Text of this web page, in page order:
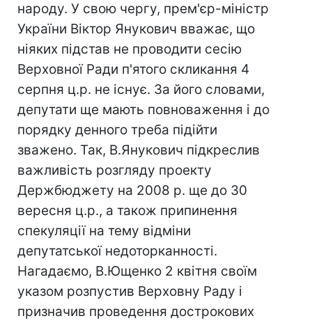
народу. У свою чергу, прем'єр-міністр
України Віктор Янукович вважає, що
ніяких підстав не проводити сесію
Верховної Ради п'ятого скликання 4
серпня ц.р. не існує. За його словами,
депутати ще мають повноваження і до
порядку денного треба підійти
зважено. Так, В.Янукович підкреслив
важливість розгляду проекту
Держбюджету на 2008 р. ще до 30
вересня ц.р., а також припинення
спекуляції на тему відміни
депутатської недоторканності.
Нагадаємо, В.Ющенко 2 квітня своїм
указом розпустив Верховну Раду і
призначив проведення дострокових